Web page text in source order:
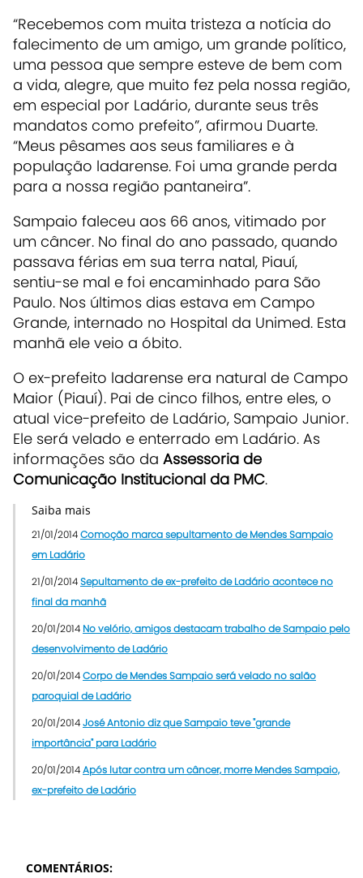
“Recebemos com muita tristeza a notícia do
falecimento de um amigo, um grande político,
uma pessoa que sempre esteve de bem com
a vida, alegre, que muito fez pela nossa região,
em especial por Ladário, durante seus três
mandatos como prefeito”, afirmou Duarte.
“Meus pêsames aos seus familiares e à
população ladarense. Foi uma grande perda
para a nossa região pantaneira”.
Sampaio faleceu aos 66 anos, vitimado por
um câncer. No final do ano passado, quando
passava férias em sua terra natal, Piauí,
sentiu-se mal e foi encaminhado para São
Paulo. Nos últimos dias estava em Campo
Grande, internado no Hospital da Unimed. Esta
manhã ele veio a óbito.
O ex-prefeito ladarense era natural de Campo
Maior (Piauí). Pai de cinco filhos, entre eles, o
atual vice-prefeito de Ladário, Sampaio Junior.
Ele será velado e enterrado em Ladário. As
informações são da Assessoria de
Comunicação Institucional da PMC.
Saiba mais
21/01/2014Comoção marca sepultamento de Mendes Sampaio
em Ladário
21/01/2014Sepultamento de ex-prefeito de Ladário acontece no
final da manhã
20/01/2014 No velório, amigos destacam trabalho de Sampaio pelo
desenvolvimento de Ladário
20/01/2014Corpo de Mendes Sampaio será velado no salão
paroquial de Ladário
20/01/2014José Antonio diz que Sampaio teve "grande
importância" para Ladário
20/01/2014Após lutar contra um câncer, morre Mendes Sampaio,
ex-prefeito de Ladário
COMENTÁRIOS: